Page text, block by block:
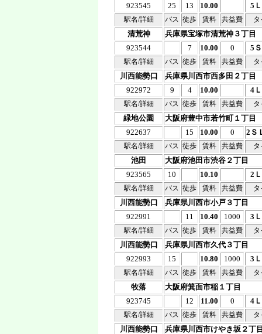
923545
25 13 10.00 5
駅名/詳細 バス 徒歩 賃料 共益費 タ
清荒神
兵庫県宝塚市清荒神３丁目
923544
7 10.00 0 5
駅名/詳細 バス 徒歩 賃料 共益費 タ
川西能勢口
兵庫県川西市西多田２丁目
922972
9 4 10.00 4
駅名/詳細 バス 徒歩 賃料 共益費 タ
緑地公園
大阪府豊中市若竹町１丁目
922637
15 10.00 0 2Ｓ
駅名/詳細 バス 徒歩 賃料 共益費 タ
池田
大阪府池田市渋谷２丁目
923565
10 10.10 2
駅名/詳細 バス 徒歩 賃料 共益費 タ
川西能勢口
兵庫県川西市小戸３丁目
922991
11 10.40 1000 3
駅名/詳細 バス 徒歩 賃料 共益費 タ
川西能勢口
兵庫県川西市久代３丁目
922993
15 10.80 1000 3
駅名/詳細 バス 徒歩 賃料 共益費 タ
牧落
大阪府箕面市稲１丁目
923745
12 11.00 0 4
駅名/詳細 バス 徒歩 賃料 共益費 タ
川西能勢口
兵庫県川西市けやき坂２丁